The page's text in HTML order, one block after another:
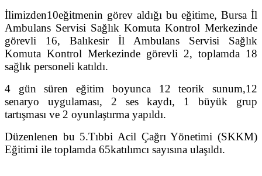
İlimizden10eğitmenin görev aldığı bu eğitime, Bursa İl
Ambulans Servisi Sağlık Komuta Kontrol Merkezinde
görevli 16, Balıkesir İl Ambulans Servisi Sağlık
Komuta Kontrol Merkezinde görevli 2, toplamda 18
sağlık personeli katıldı.
4 gün süren eğitim boyunca 12 teorik sunum,12
senaryo uygulaması, 2 ses kaydı, 1 büyük grup
tartışması ve 2 oyunlaştırma yapıldı.
Düzenlenen bu 5.Tıbbi Acil Çağrı Yönetimi (SKKM)
Eğitimi ile toplamda 65katılımcı sayısına ulaşıldı.